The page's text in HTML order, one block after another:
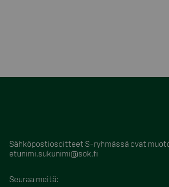
Sähköpostiosoitteet S-ryhmässä ovat
etunimi.sukunimi@sok.fi
Seuraa meitä: